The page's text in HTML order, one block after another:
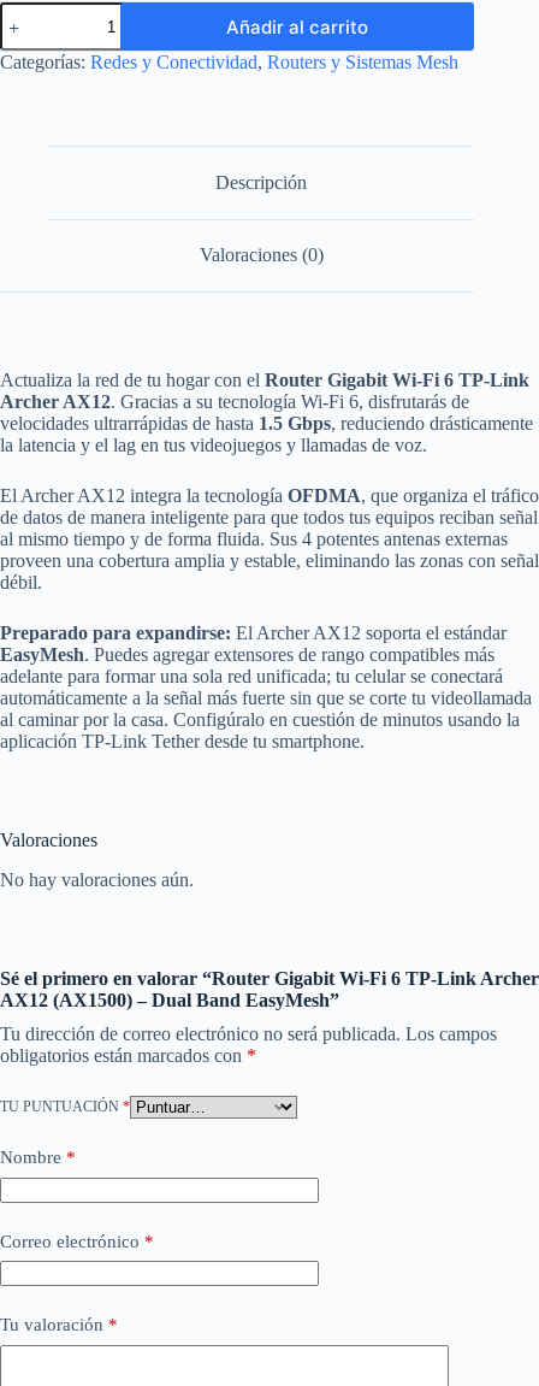
Router
Gigabit
Wi-
Fi
cantidad
Añadir al carrito
Categorías: Redes y Conectividad, Routers y Sistemas Mesh
Descripción
Valoraciones (0)
Actualiza la red de tu hogar con el Router Gigabit Wi-Fi 6 TP-Link
Archer AX12. Gracias a su tecnología Wi-Fi 6, disfrutarás de
velocidades ultrarrápidas de hasta 1.5 Gbps, reduciendo drásticamente
la latencia y el lag en tus videojuegos y llamadas de voz.
El Archer AX12 integra la tecnología OFDMA, que organiza el tráfico
de datos de manera inteligente para que todos tus equipos reciban señal
al mismo tiempo y de forma fluida. Sus 4 potentes antenas externas
proveen una cobertura amplia y estable, eliminando las zonas con señal
débil.
Preparado para expandirse: El Archer AX12 soporta el estándar
EasyMesh. Puedes agregar extensores de rango compatibles más
adelante para formar una sola red unificada; tu celular se conectará
automáticamente a la señal más fuerte sin que se corte tu videollamada
al caminar por la casa. Configúralo en cuestión de minutos usando la
aplicación TP-Link Tether desde tu smartphone.
Valoraciones
No hay valoraciones aún.
Sé el primero en valorar “Router Gigabit Wi-Fi 6 TP-Link Archer
AX12 (AX1500) – Dual Band EasyMesh”
Tu dirección de correo electrónico no será publicada. Los campos
obligatorios están marcados con *
TU PUNTUACIÓN *
Nombre *
Correo electrónico *
Tu valoración *